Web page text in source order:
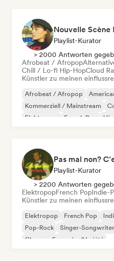
Playlist-Kurator
> 2000 Antworten
Afrobeat / Afropop
Chill / Lo-fi Hip-HopCloud
Künstler zu meinen
Afrobeat / Afropop
Kommerziell / Mainstream
Elektropop
French Pop
Pas mal non?
Playlist-Kurator
> 2200 Antworten
ElektropopFrench PopIndie-
Künstler zu meinen
Elektropop French Pop
Pop-Rock
Singer-Songwriter
Chanson Française/Variété